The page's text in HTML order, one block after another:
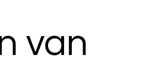
van